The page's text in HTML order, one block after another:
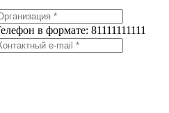
в формате: 81111111111